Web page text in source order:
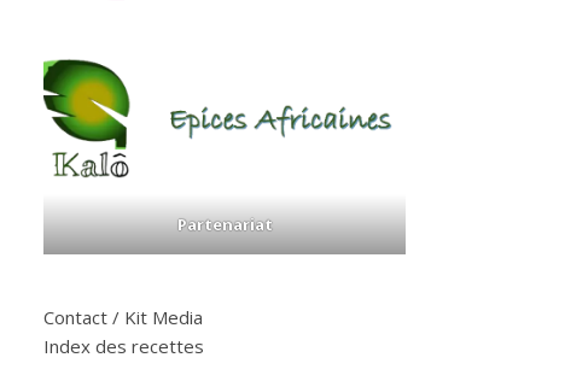
Partenariat
Contact / Kit Media
Index des recettes